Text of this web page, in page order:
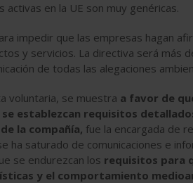
en la UE son muy genéricas.
impedir que las empresas hagan
y servicios. La directiva será más
de todas las alegaciones
voluntaria, se muestra a favor de
establezcan requisitos
la compañía, fue la encargada de
ha saturado de comunicaciones e
se endurezcan los requisitos para
y el comportamiento